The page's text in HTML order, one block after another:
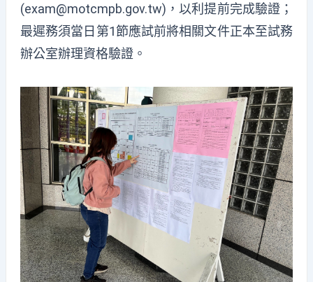
(exam@motcmpb.gov.tw)，以利提前完成驗證；
最遲務須當日第1節應試前將相關文件正本至試務
辦公室辦理資格驗證。